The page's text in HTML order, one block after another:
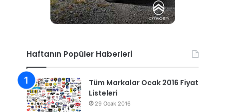
Haftanın Popüler Haberleri
Tüm Markalar Ocak 2016 Fiyat
Listeleri
29 Ocak 2016